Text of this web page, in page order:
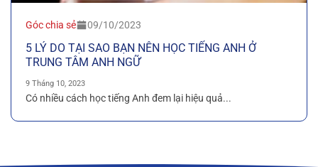
Góc chia sẻ 09/10/2023
5 LÝ DO TẠI SAO BẠN NÊN HỌC TIẾNG ANH Ở
TRUNG TÂM ANH NGỮ
9 Tháng 10, 2023
Có nhiều cách học tiếng Anh đem lại hiệu quả...